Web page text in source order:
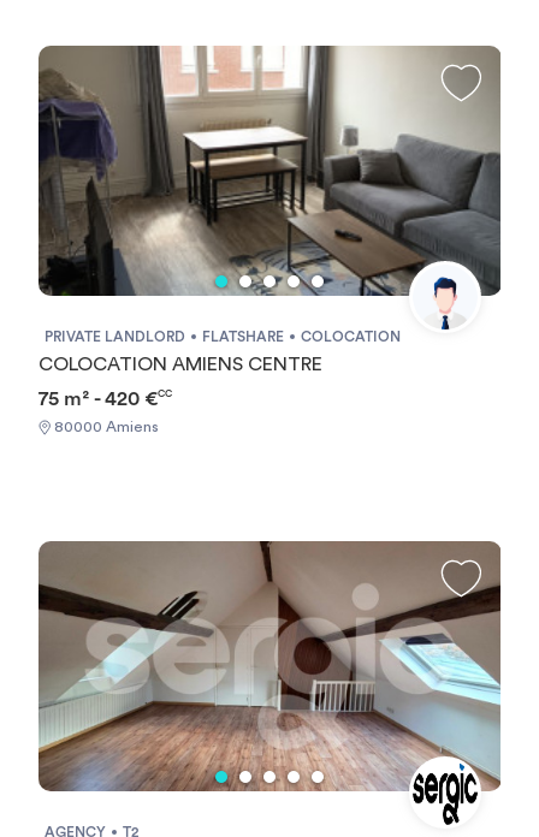
PRIVATE LANDLORD FLATSHARE COLOCATION
COLOCATION AMIENS CENTRE
75 m² - 420 €CC
80000 Amiens
AGENCY T2